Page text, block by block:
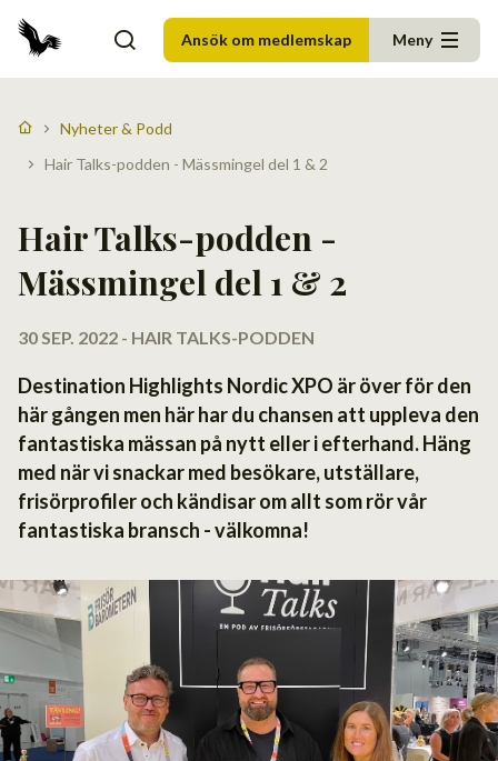
Ansök om medlemskap Meny
Nyheter & Podd
Hair Talks-podden - Mässmingel del 1 & 2
Hair Talks-podden -
Mässmingel del 1 & 2
30 SEP. 2022 - HAIR TALKS-PODDEN
Destination Highlights Nordic XPO är över för den
här gången men här har du chansen att uppleva den
fantastiska mässan på nytt eller i efterhand. Häng
med när vi snackar med besökare, utställare,
frisörprofiler och kändisar om allt som rör vår
fantastiska bransch - välkomna!